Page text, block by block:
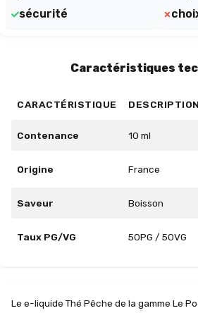
sécurité
Caractéristiques
CARACTÉRISTIQUE DESCRIPTION
Contenance 10 ml
Origine France
Saveur Boisson
Taux PG/VG 50PG / 50VG
Le e-liquide Thé Pêche de la gamme Le